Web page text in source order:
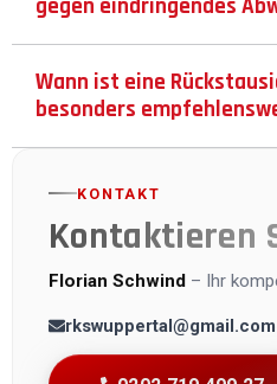
gegen eindringendes
Wann ist eine
besonders
KONTAKT
Kontaktieren
Florian Schwind – Ihr
rkswuppertal@gmail.com